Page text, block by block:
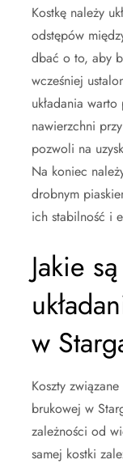
Kostkę należy
odstępów
dbać o to, aby
wcześniej
układania
nawierzchni
pozwoli na
Na koniec
drobnym
ich stabilność i
Jakie
w
Koszty
brukowej w
zależności od
samej kostki